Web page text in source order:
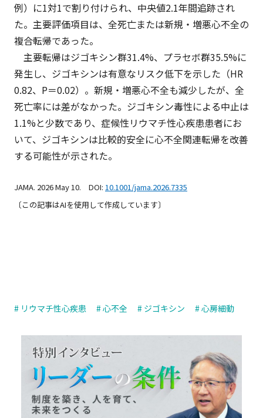
例）に1対1で割り付けられ、中央値2.1年間追跡され
た。主要評価項目は、全死亡または新規・増悪心不全の
複合転帰であった。
主要転帰はジゴキシン群31.4%、プラセボ群35.5%に
発生し、ジゴキシンは有意なリスク低下を示した（HR
0.82、P＝0.02）。新規・増悪心不全も減少したが、全
死亡率には差がなかった。ジゴキシン毒性による中止は
1.1%と少数であり、症候性リウマチ性心疾患患者にお
いて、ジゴキシンは比較的安全に心不全関連転帰を改善
する可能性が示された。
JAMA. 2026 May 10. DOI: 10.1001/jama.2026.7335
〔この記事はAIを使用して作成しています〕
# リウマチ性心疾患 # 心不全 # ジゴキシン # 心房細動